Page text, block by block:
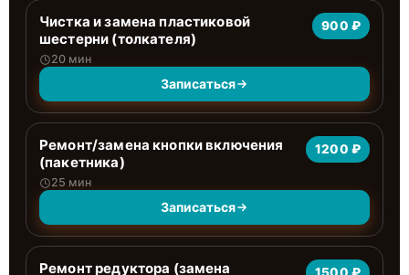
Чистка и замена пластиковой
шестерни (толкателя)
20 мин
900 ₽
Записаться
Ремонт/замена кнопки включения
(пакетника)
25 мин
1200 ₽
Записаться
Ремонт редуктора (замена